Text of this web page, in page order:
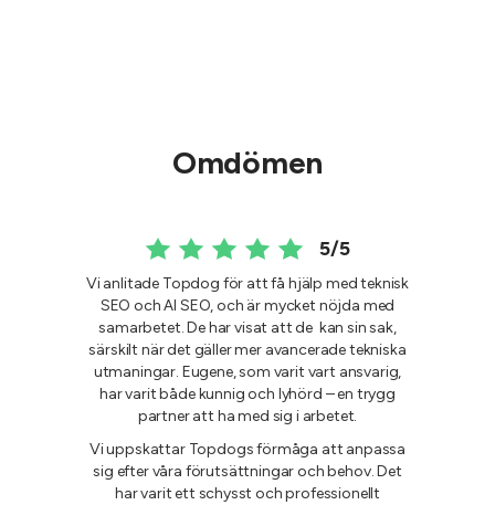
Omdömen
5/5
Vi anlitade Topdog för att få hjälp med teknisk
SEO och AI SEO, och är mycket nöjda med
samarbetet. De har visat att de kan sin sak,
särskilt när det gäller mer avancerade tekniska
utmaningar. Eugene, som varit vart ansvarig,
har varit både kunnig och lyhörd – en trygg
partner att ha med sig i arbetet.
Vi uppskattar Topdogs förmåga att anpassa
sig efter våra förutsättningar och behov. Det
har varit ett schysst och professionellt